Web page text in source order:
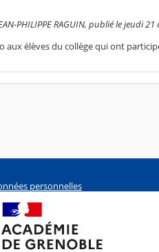
PHILIPPE RAGUIN, publié le jeudi
aux élèves du collège qui ont
personnelles